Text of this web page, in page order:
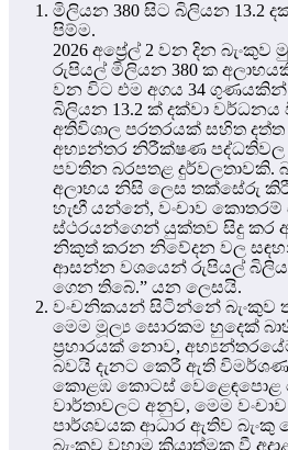
මිලියන 380 සිට බිලියන 13.2
පිම්ම.
2026 අප්‍රේල් 2 වන දින
රුපියල් මිලියන 380 ක
වන විට එම අගය 34
බිලියන 13.2 ක් දක්වා
අතිවිශාල පරතරයක් සහිත
අභ්‍යන්තර නිරීක්ෂණ පද්ධතිවල
පවතින බරපතළ දුර්වලතාවකි.
අලාභය නිසි ලෙස තක්සේරු
හැඟී යන්නේ, වංචාව
ස්ථරයන්ගෙන් යුක්තව සිදු කර
නිකුත් කරන නිවේදන වල
ආසන්න වශයෙන් රුපියල්
ගෙන තිබේ.” යන ලෙසයි.
වංචනිකයන් සිටින්නේ බැංකුව
මෙම මූල්‍ය සොරකම හුදෙක්
ප්‍රහාරයක් නොව,
බවයි දැනට කෙරී ඇති
කොළඹ කොටස් වෙළෙඳපොළ
වාර්තාවලට අනුව, මෙම
පාර්ශවයක ආධාර ඇතිව
බැංකුව වහාම ක්‍රියාත්මක වී